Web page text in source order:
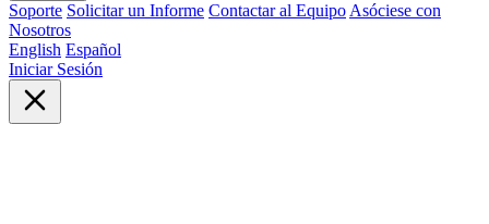
Soporte Solicitar un Informe Contactar al Equipo Asóciese con
Nosotros
English Español
Iniciar Sesión